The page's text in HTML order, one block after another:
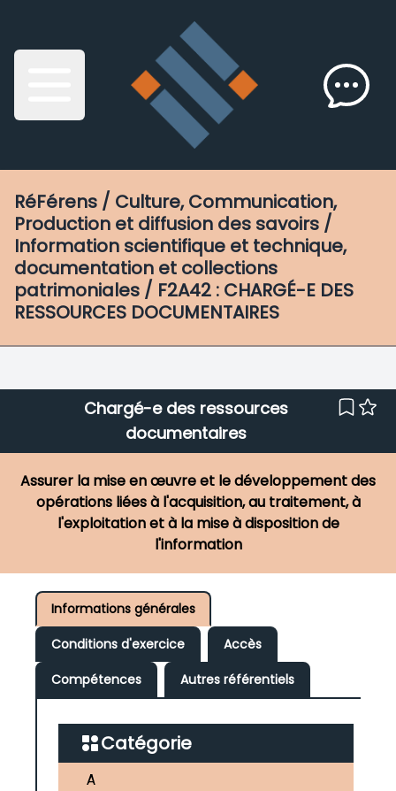
RéFérens / Culture, Communication,
Production et diffusion des savoirs /
Information scientifique et technique,
documentation et collections
patrimoniales / F2A42 : CHARGÉ-E DES
RESSOURCES DOCUMENTAIRES
Chargé-e des ressources
documentaires
Assurer la mise en œuvre et le développement des
opérations liées à l'acquisition, au traitement, à
l'exploitation et à la mise à disposition de
l'information
Informations générales
Conditions d'exercice
Accès
Compétences
Autres référentiels
Catégorie
A